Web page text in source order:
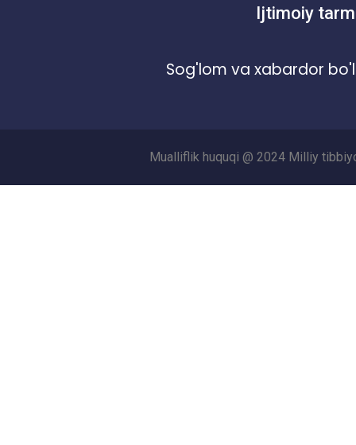
Ijtimoiy
Sog'lom va xabardor
Mualliflik huquqi @ 2024 Milliy